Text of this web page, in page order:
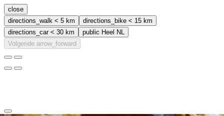
close
directions_walk < 5 km directions_bike < 15 km
directions_car< 30 km public Heel NL
Volgende arrow_forward